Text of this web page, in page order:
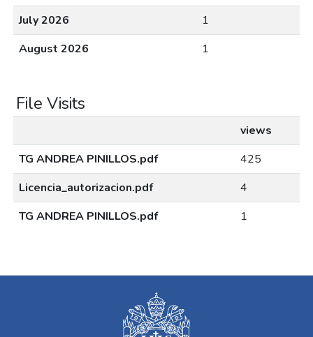
July 2026
1
August 2026
1
File Visits
views
TG ANDREA PINILLOS.pdf
425
Licencia_autorizacion.pdf
4
TG ANDREA PINILLOS.pdf
1